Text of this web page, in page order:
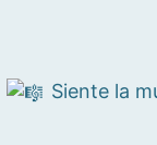
Siente la